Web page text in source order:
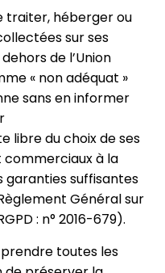
traiter, héberger ou
sur ses
de l’Union
« non adéquat »
sans en informer
libre du choix de ses
à la
garanties suffisantes
Général sur
: n° 2016-679).
prendre toutes les